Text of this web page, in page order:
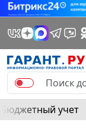
Бюджетный учет